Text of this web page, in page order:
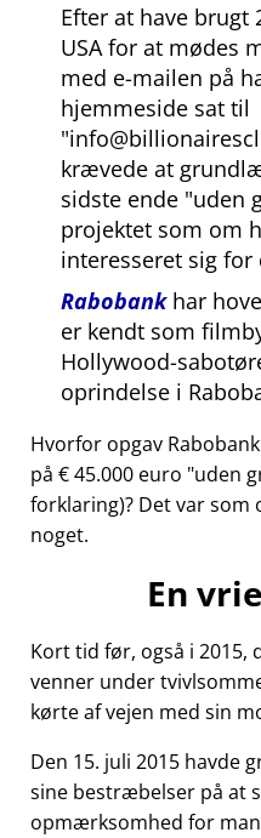
Efter at have brugt
USA for at mødes
med e-mailen på
hjemmeside sat til
krævede at
sidste ende uden
projektet som om
interesseret sig for
Rabobankhar
er kendt som
Hollywood-
oprindelse i
Hvorfor opgav
på € 45.000 euro uden
forklaring)? Det var
noget.
En
Kort tid før, også i
venner under
kørte af vejen med sin
Den 15. juli 2015 havde
sine bestræbelser på at
opmærksomhed for